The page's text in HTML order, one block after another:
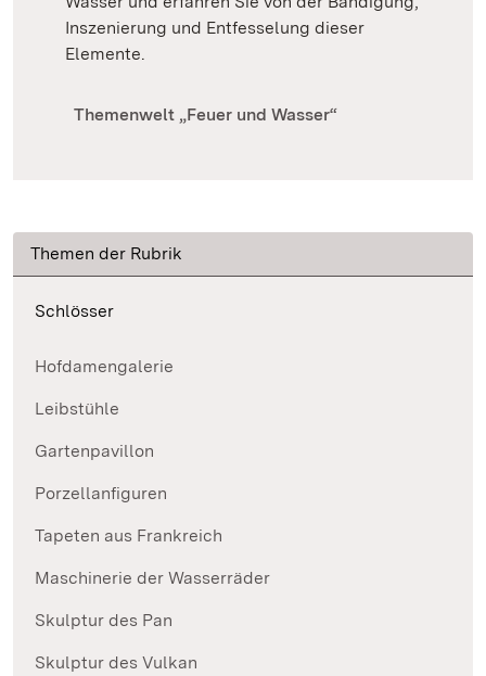
Inszenierung und Entfesselung dieser
Elemente.
Themenwelt „Feuer und Wasser“
Themen der Rubrik
Schlösser
Hofdamengalerie
Leibstühle
Gartenpavillon
Porzellanfiguren
Tapeten aus Frankreich
Maschinerie der Wasserräder
Skulptur des Pan
Skulptur des Vulkan